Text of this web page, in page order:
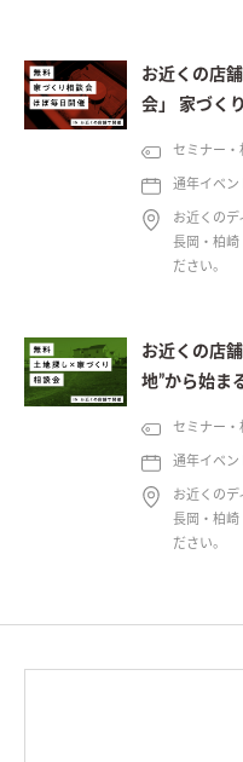
お近くの店
会」 家づく
セミナー・
通年イベン
お近くのデ
長岡・柏崎
ださい。
お近くの店
地”から始ま
セミナー・
通年イベン
お近くのデ
長岡・柏崎
ださい。